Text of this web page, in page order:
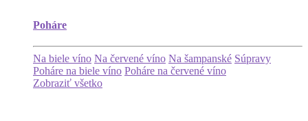
Poháre
Na biele víno Na červené víno Na šampanské Súpravy
Poháre na biele víno Poháre na červené víno
Zobraziť všetko